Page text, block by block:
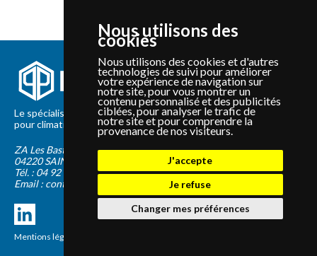
Nous utilisons des
cookies
Nous utilisons des cookies et d'autres
technologies de suivi pour améliorer
votre expérience de navigation sur
notre site, pour vous montrer un
contenu personnalisé et des publicités
ciblées, pour analyser le trafic de
notre site et pour comprendre la
provenance de nos visiteurs.
J'accepte
Je refuse
Changer mes préférences
Le spécialiste depuis 2012 de la vente de pièces détachées
pour climatisation et Pompe à Chaleur Panasonic et Sanyo
ZA Les Bastides Blanches
04220 SAINTE-TULLE
Tél. : 04 92 75 89 55
Email : contact@panapieces.com
Mentions légales